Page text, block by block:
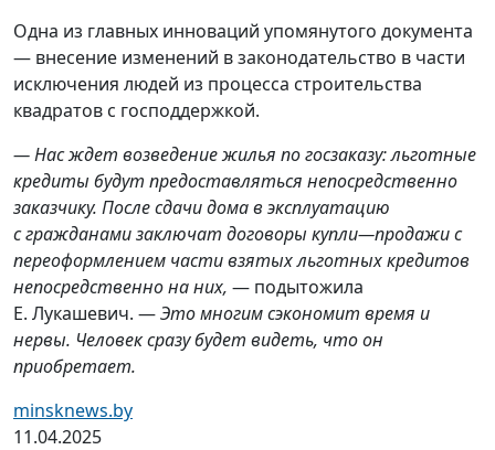
Одна из главных инноваций упомянутого документа
— внесение изменений в законодательство в части
исключения людей из процесса строительства
квадратов с господдержкой.
— Нас ждет возведение жилья по госзаказу:льготные
кредиты будут предоставляться непосредственно
заказчику. После сдачидомав эксплуатацию
сгражданамизаключат договоры купли—продажи с
переоформлением части взятых льготных кредитов
непосредственно наних, — подытожила
Е. Лукашевич. —Это многим сэкономит время и
нервы. Человек сразу будет видеть, что он
приобретает.
minsknews.by
11.04.2025